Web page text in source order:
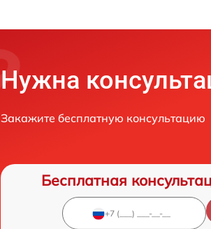
Нужна
Закажите бесплатную консультацию
Бесплатная